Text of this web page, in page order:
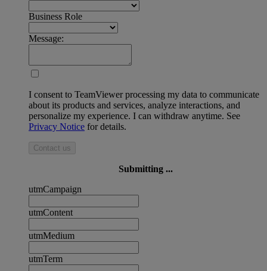
Business Role
Message:
I consent to TeamViewer processing my data to communicate
about its products and services, analyze interactions, and
personalize my experience. I can withdraw anytime. See
Privacy Notice for details.
Contact us
Submitting ...
utmCampaign
utmContent
utmMedium
utmTerm